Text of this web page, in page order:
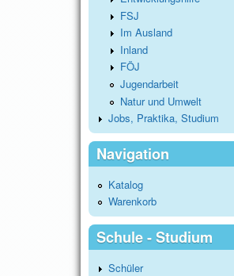
FSJ
Im Ausland
Inland
FÖJ
Jugendarbeit
Natur und Umwelt
Jobs, Praktika, Studium
Navigation
Katalog
Warenkorb
Schule - Studium
Schüler